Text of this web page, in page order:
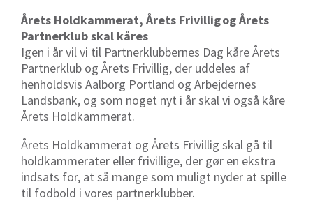
Årets Holdkammerat, Årets Frivilligog Årets
Partnerklub skal kåres
Igen i år vil vi til Partnerklubbernes Dag kåre Årets
Partnerklub og Årets Frivillig, der uddeles af
henholdsvis Aalborg Portland og Arbejdernes
Landsbank, og som noget nyt i år skal vi også kåre
Årets Holdkammerat.
Årets Holdkammerat og Årets Frivillig skal gå til
holdkammerater eller frivillige, der gør en ekstra
indsats for, at så mange som muligt nyder at spille
til fodbold i vores partnerklubber.